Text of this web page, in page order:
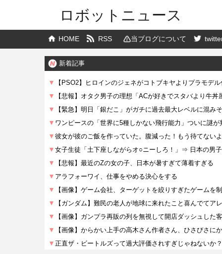
ロボットニュース
HOME RSS 当ブログについて
新着記事